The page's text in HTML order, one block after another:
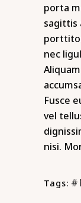
porta
sagittis
nec
Fusce
vel
nisi.
Tags: